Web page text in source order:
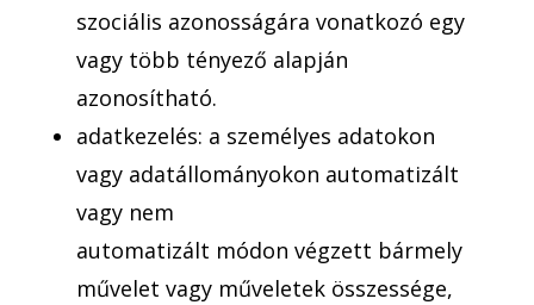
szociális azonosságára vonatkozó egy
vagy több tényező alapján
azonosítható.
adatkezelés: a személyes adatokon
vagy adatállományokon automatizált
vagy nem
automatizált módon végzett bármely
művelet vagy műveletek összessége,